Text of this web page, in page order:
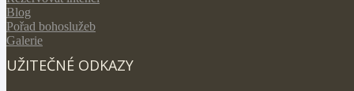
Blog
Pořad bohoslužeb
Galerie
UŽITEČNÉ ODKAZY